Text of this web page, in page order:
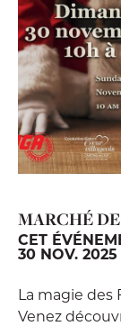
MARCHÉ
CET
30 NOV. 2025
La magie des
Venez